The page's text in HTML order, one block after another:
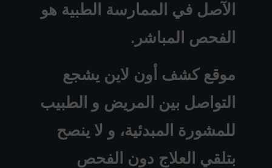
الآصل في الممارسة الطبية هو
الفحص المباشر.
موقع كشف أون لاين يشجع
التواصل بين المريض و الطبيب
للمشورة المبدئية، و لا ينصح
بتلقي العلاج دون الفحص